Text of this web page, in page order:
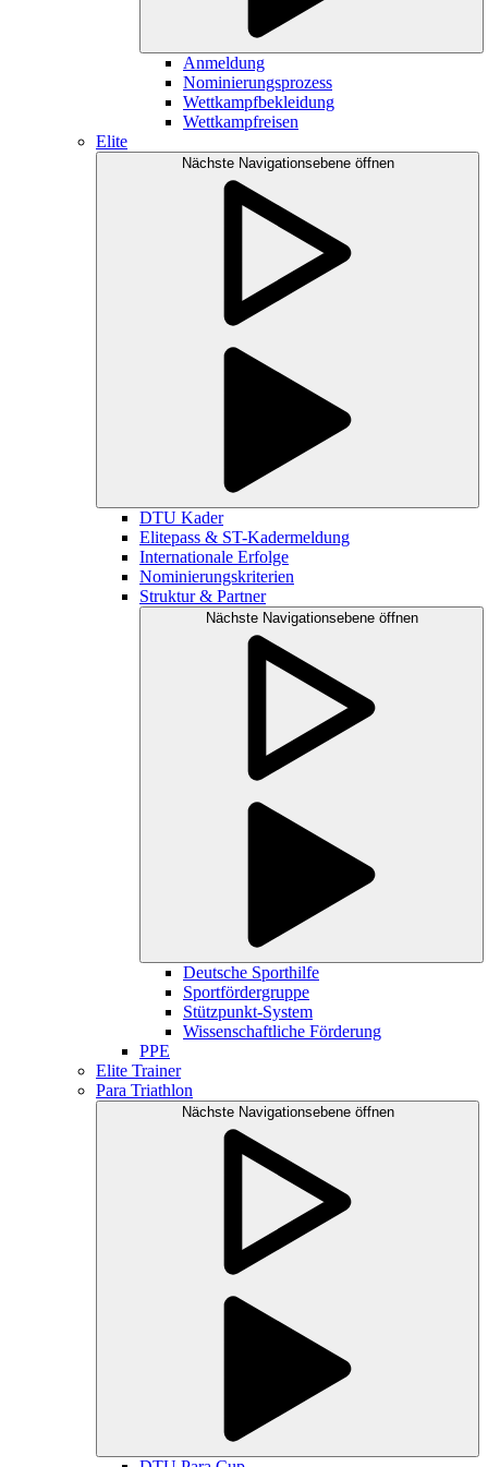
Anmeldung
Nominierungsprozess
Wettkampfbekleidung
Wettkampfreisen
Elite
Nächste Navigationsebene öffnen
DTU Kader
Elitepass & ST-Kadermeldung
Internationale Erfolge
Nominierungskriterien
Struktur & Partner
Nächste Navigationsebene öffnen
Deutsche Sporthilfe
Sportfördergruppe
Stützpunkt-System
Wissenschaftliche Förderung
PPE
Elite Trainer
Para Triathlon
Nächste Navigationsebene öffnen